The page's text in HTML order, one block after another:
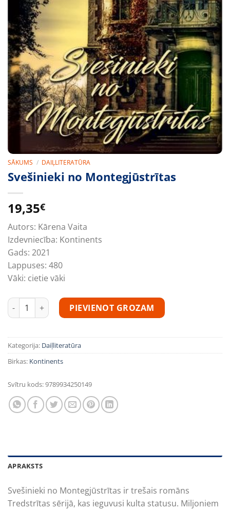
SĀKUMS / DAIĻLITERATŪRA
Svešinieki no Montegjūstrītas
19,35€
Autors: Kārena Vaita
Izdevniecība: Kontinents
Gads: 2021
Lappuses: 480
Vāki: cietie vāki
Svešinieki no Montegjūstrītas daudzums
PIEVIENOT GROZAM
Kategorija: Daiļliteratūra
Birkas: Kontinents
Svītru kods:9789934250149
APRAKSTS
Svešinieki no Montegjūstrītas ir trešais romāns
Tredstrītas sērijā, kas ieguvusi kulta statusu. Miljoniem